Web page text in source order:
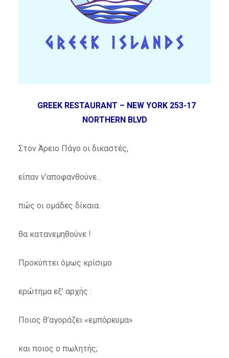
GREEK RESTAURANT – NEW YORK 253-17
NORTHERN BLVD
Στον Άρειο Πάγο οι δικαστές,
είπαν ν’αποφανθούνε…
πώς οι ομάδες δίκαια.
θα κατανεμηθούνε !
Προκύπτει όμως κρίσιμο
ερώτημα εξ’ αρχής :
Ποιος θ’αγοράζει «εμπόρευμα»
και ποιος ο πωλητής;